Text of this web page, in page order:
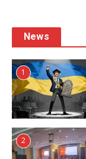
News
1
2